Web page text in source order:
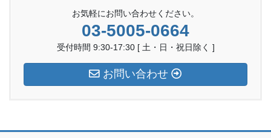
お気軽にお問い合わせください。
03-5005-0664
受付時間 9:30-17:30 [ 土・日・祝日除く ]
お問い合わせ